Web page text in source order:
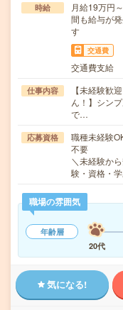
時給
月給19万円
間も給与が
す
交通費
交通費支給
仕事内容
【未経験歓
ん！】シン
で…
応募資格
職種未経験
不要
＼未経験か
験・資格・
職場の雰囲気
年齢層
20代
気になる!